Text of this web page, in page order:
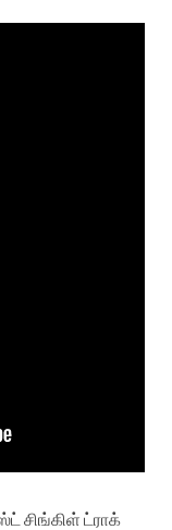
சிங்கிள் ட்ராக்